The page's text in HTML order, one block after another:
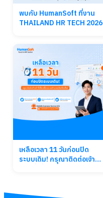
พบกับ HumanSoft ที่งาน
THAILAND HR TECH 2026
เหลือเวลา 11 วันก่อนปิด
ระบบเดิม! กรุณาติดต่อเจ้า